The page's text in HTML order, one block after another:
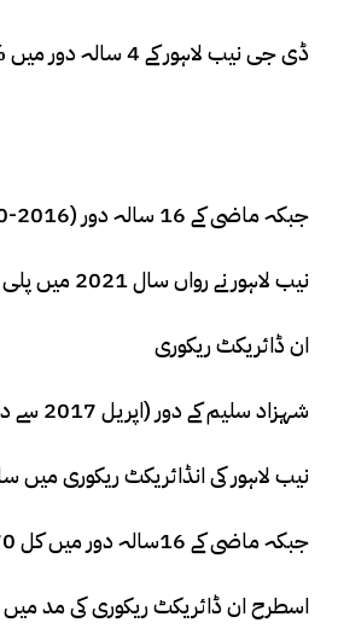
ڈی جی نیب لاہور کے 4 سالہ دور میں %181 فیصد سالانہ اضافہ کیساتھ مجموعی طور پر 14650 ملین مالیت کی پلی بارگین کی گئیں۔۔۔
جبکہ ماضی کے 16 سالہ دور (2016-2000) کے دوران کل 17708 ملین کی پلی بارگین اور رضاکارانہ واپسی ممکن بنائی گئی تھی۔۔۔۔
نیب لاہور نے رواں سال 2021 میں پلی بارگین کی مد میں 3637 ملین کی ریکوری کی۔۔۔
ان ڈائریکٹ ریکوری
شہزاد سلیم کے دور (اپریل 2017 سے دسمبر 2021) میں کل 80855ملین کی ان ڈائریکٹ ریکوری کی گئی
نیب لاہور کی انڈائریکٹ ریکوری میں سالانہ 1087 فیصد اضافہ ریکارڈ
جبکہ ماضی کے 16سالہ دور میں کل 23170 ملین کی انڈائریکٹ ریکوری ہوسکی تھی۔۔۔
اسطرح ان ڈائریکٹ ریکوری کی مد میں رواں سال کے دوران 20176 ملین